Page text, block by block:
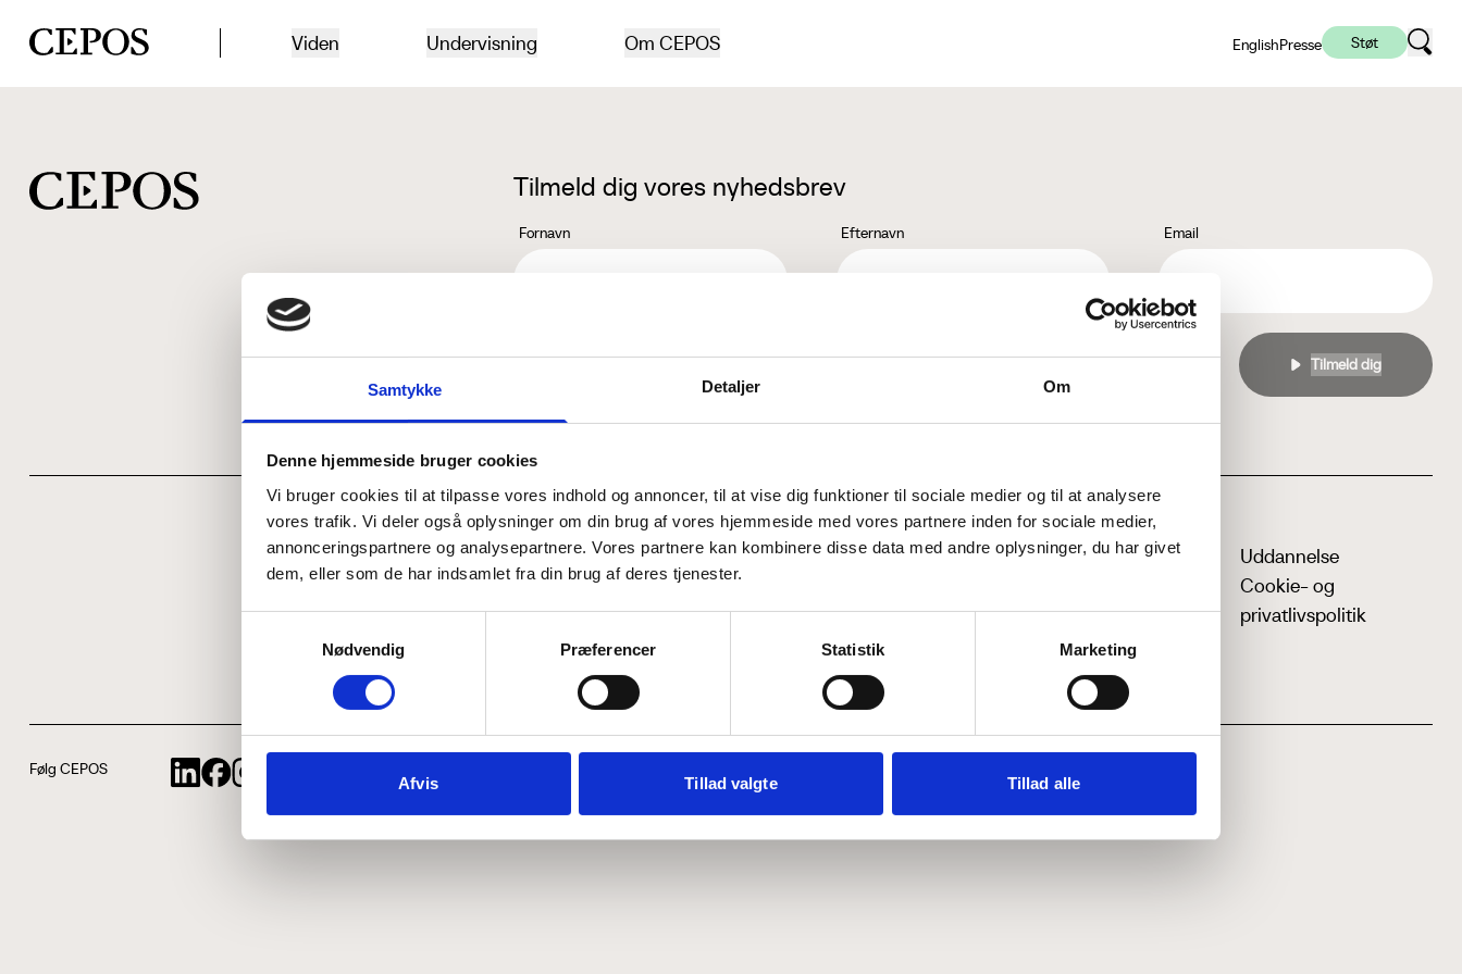
Samtykke Detaljer Om
Denne hjemmeside bruger cookies
Vi bruger cookies til at tilpasse vores indhold og annoncer, til at vise dig funktioner til sociale medier og til at analysere
vores trafik. Vi deler også oplysninger om din brug af vores hjemmeside med vores partnere inden for sociale medier,
annonceringspartnere og analysepartnere. Vores partnere kan kombinere disse data med andre oplysninger, du har givet
dem, eller som de har indsamlet fra din brug af deres tjenester.
Nødvendig
Præferencer Statistik Marketing
Afvis Tillad valgte Tillad alle
CEPOS logo Viden Undervisning Om CEPOS EnglishPresse Støt
Tilmeld dig vores nyhedsbrev
Fornavn Efternavn Email
Jeg accepterer behandlingen af mine personoplysninger i henhold tilprivatlivspolitikken
Hvem er CEPOS
Vores værdier
Medarbejdere
Kontakt
Analyser
ABCepos
Podcast
Uddannelse
Cookie- og
privatlivspolitik
Følg CEPOS